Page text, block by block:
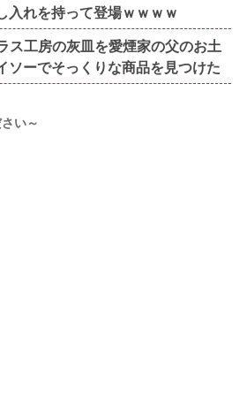
入れを持って登場ｗｗｗｗ
ス工房の灰皿を愛煙家の父のお土
ソーでそっくりな商品を見つけた
い～